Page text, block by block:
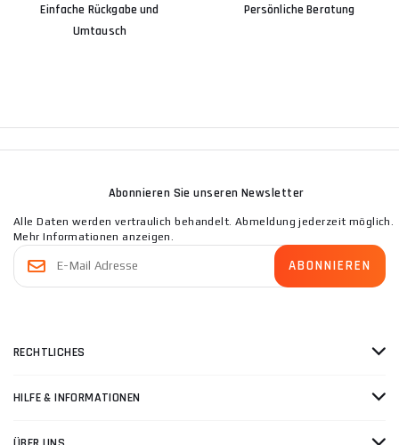
Einfache Rückgabe und
Umtausch
Persönliche Beratung
Abonnieren Sie unseren Newsletter
Alle Daten werden vertraulich behandelt. Abmeldung jederzeit möglich.
Mehr Informationen anzeigen.
RECHTLICHES
HILFE & INFORMATIONEN